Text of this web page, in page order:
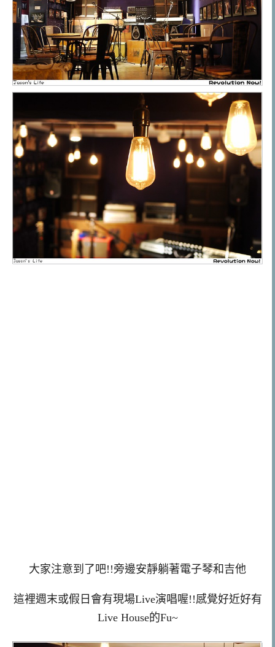
大家注意到了吧!!旁邊安靜躺著電子琴和吉他
這裡週末或假日會有現場Live演唱喔!!感覺好近好有
Live House的Fu~